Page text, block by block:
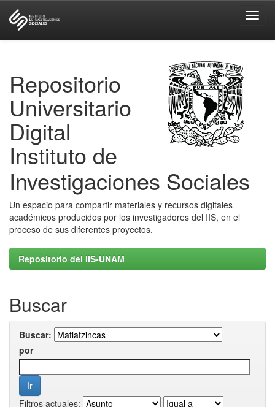
Repositorio
Universitario
Digital
Instituto de
Investigaciones Sociales
Un espacio para compartir materiales y recursos digitales
académicos producidos por los investigadores del IIS, en el
proceso de sus diferentes proyectos.
Repositorio del IIS-UNAM
Buscar
Buscar:
por
Filtros actuales: